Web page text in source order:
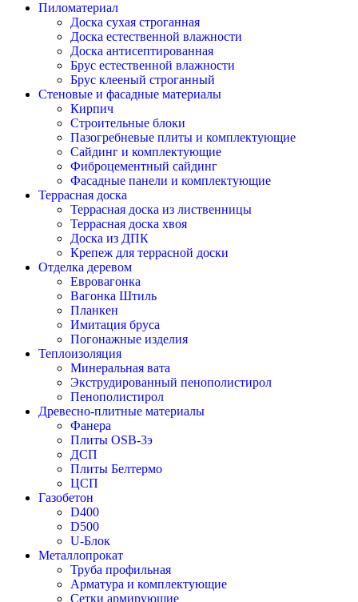
Пиломатериал
Доска сухая строганная
Доска естественной влажности
Доска антисептированная
Брус естественной влажности
Брус клееный строганный
Стеновые и фасадные материалы
Кирпич
Строительные блоки
Пазогребневые плиты и комплектующие
Сайдинг и комплектующие
Фиброцементный сайдинг
Фасадные панели и комплектующие
Террасная доска
Террасная доска из лиственницы
Террасная доска хвоя
Доска из ДПК
Крепеж для террасной доски
Отделка деревом
Евровагонка
Вагонка Штиль
Планкен
Имитация бруса
Погонажные изделия
Теплоизоляция
Минеральная вата
Экструдированный пенополистирол
Пенополистирол
Древесно-плитные материалы
Фанера
Плиты OSB-3э
ДСП
Плиты Белтермо
ЦСП
Газобетон
D400
D500
U-Блок
Металлопрокат
Труба профильная
Арматура и комплектующие
Сетки армирующие